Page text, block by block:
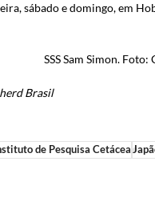
sábado e domingo, em
SSS Sam Simon.
Brasil
de Pesquisa Cetácea